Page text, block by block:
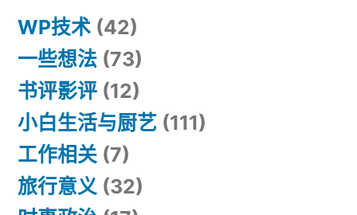
WP技术 (42)
一些想法 (73)
书评影评 (12)
小白生活与厨艺 (111)
工作相关 (7)
旅行意义 (32)